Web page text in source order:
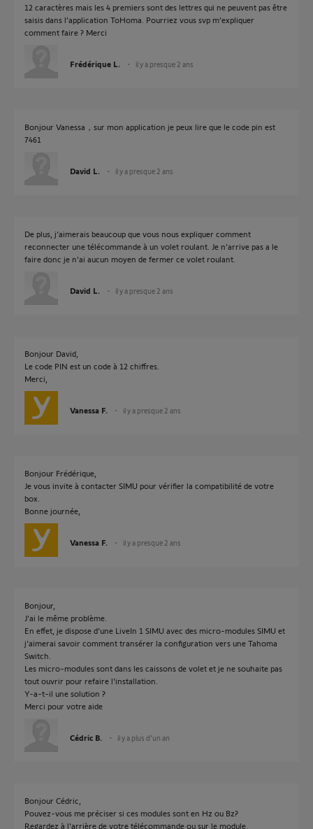
12 caractères mais les 4 premiers sont des lettres qui ne peuvent pas être
saisis dans l’application ToHoma. Pourriez vous svp m’expliquer
comment faire ? Merci
Frédérique L. il y a presque 2 ans
Bonjour Vanessa，sur mon application je peux lire que le code pin est
7461
David L. il y a presque 2 ans
De plus, j'aimerais beaucoup que vous nous expliquer comment
reconnecter une télécommande à un volet roulant. Je n'arrive pas a le
faire donc je n'ai aucun moyen de fermer ce volet roulant.
David L. il y a presque 2 ans
Bonjour David,
Le code PIN est un code à 12 chiffres.
Merci,
Vanessa F. il y a presque 2 ans
Bonjour Frédérique,
Je vous invite à contacter SIMU pour vérifier la compatibilité de votre
box.
Bonne journée,
Vanessa F. il y a presque 2 ans
Bonjour,
J'ai le même problème.
En effet, je dispose d'une LiveIn 1 SIMU avec des micro-modules SIMU et
j'aimerai savoir comment transérer la configuration vers une Tahoma
Switch.
Les micro-modules sont dans les caissons de volet et je ne souhaite pas
tout ouvrir pour refaire l'installation.
Y-a-t-il une solution ?
Merci pour votre aide
Cédric B. il y a plus d'un an
Bonjour Cédric,
Pouvez-vous me préciser si ces modules sont en Hz ou Bz?
Regardez à l'arrière de votre télécommande ou sur le module.